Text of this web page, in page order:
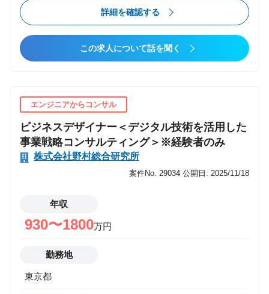
を起点に、マーケティングを高度化させる取り組みの
企画・導入・活用推進をリード ・クライアントのビジ
ネス課題を解決する、顧客データ活用 ・マーケティン
グテクノロジーの探索と導入 【募集職種の期待役割】
を目指します。 自分が未経験の分野であっても、自ら
の努力や他者からの学びを通して必要な知識を獲得
し、目的達成に向けてチームと協力しながらプロジェ
クトを進めていくチャレンジスピリットが求められま
す。 またマネタイズへのこだわりも重要となります。
研究開発やPoC、プレスリリースだけでなく、事業と
ど）が出るまで粘り強く活動することも必要となりま
す。 【具体的な職務内容】 ・マーケティング戦略・
DX支援 経営戦略や事業戦略を土台にしたデジタル
ラインの融合）環境での顧客体験向上 PoCから脱却
し、実ビジネスで成果を出すDX支援 ・データ分析・
詳細を確認する
この求人について話を聞く
エンジニアからコンサル
ビジネスデザイナー＜デジタル技術を活用した
事業戦略コンサルティング＞※経験者のみ
株式会社野村総合研究所
案件No. 29034 公開日: 2025/11/18
年収
930〜1800万円
勤務地
東京都